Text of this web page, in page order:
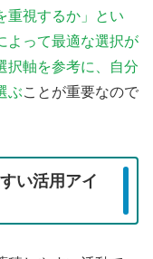
重視するか」とい
よって最適な選択が
択軸を参考に、自分
ぶことが重要なので
い活用アイ